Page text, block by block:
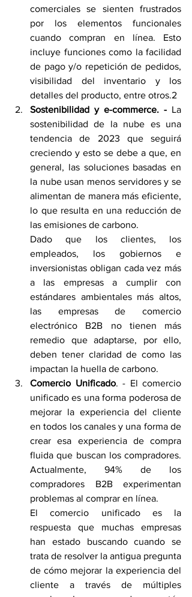
comerciales se sienten frustrados
por los elementos funcionales
cuando compran en línea. Esto
incluye funciones como la facilidad
de pago y/o repetición de pedidos,
visibilidad del inventario y los
detalles del producto, entre otros.2
Sostenibilidad y e-commerce. - La
sostenibilidad de la nube es una
tendencia de 2023 que seguirá
creciendo y esto se debe a que, en
general, las soluciones basadas en
la nube usan menos servidores y se
alimentan de manera más eficiente,
lo que resulta en una reducción de
las emisiones de carbono.
Dado que los clientes, los
empleados, los gobiernos e
inversionistas obligan cada vez más
a las empresas a cumplir con
estándares ambientales más altos,
las empresas de comercio
electrónico B2B no tienen más
remedio que adaptarse, por ello,
deben tener claridad de como las
impactan la huella de carbono.
Comercio Unificado. - El comercio
unificado es una forma poderosa de
mejorar la experiencia del cliente
en todos los canales y una forma de
crear esa experiencia de compra
fluida que buscan los compradores.
Actualmente, 94% de los
compradores B2B experimentan
problemas al comprar en línea.
El comercio unificado es la
respuesta que muchas empresas
han estado buscando cuando se
trata de resolver la antigua pregunta
de cómo mejorar la experiencia del
cliente a través de múltiples